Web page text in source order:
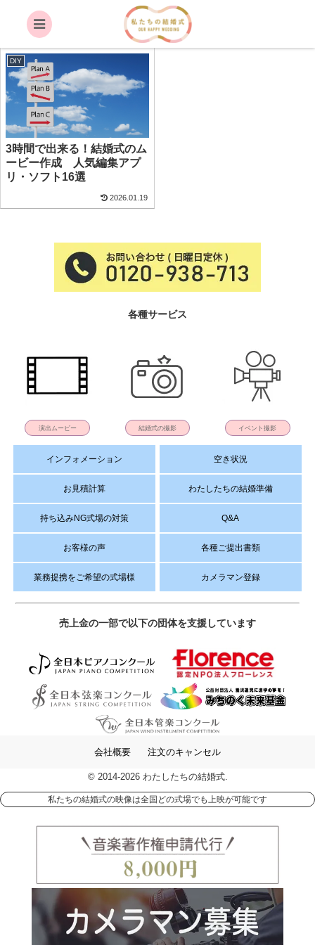
自作.格安.早い.スマホ.人気
DIY
3時間で出来る！結婚式のム
ービー作成 人気編集アプ
リ・ソフト16選
2026.01.19
各種サービス
演出ムービー 結婚式の撮影 イベント撮影
インフォメーション 空き状況
お見積計算 わたしたちの結婚準備
持ち込みNG式場の対策 Q&A
お客様の声 各種ご提出書類
業務提携をご希望の式場様 カメラマン登録
売上金の一部で以下の団体を支援しています
会社概要 注文のキャンセル
© 2014-2026 わたしたちの結婚式.
私たちの結婚式の映像は全国どの式場でも上映が可能です